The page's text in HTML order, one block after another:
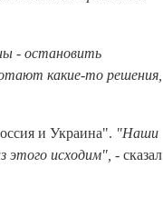
- остановить
какие-то решения,
и Украина". "Наши
этого исходим", - сказал